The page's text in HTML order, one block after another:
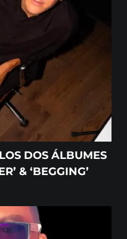
DOS ÁLBUMES
& ‘BEGGING’